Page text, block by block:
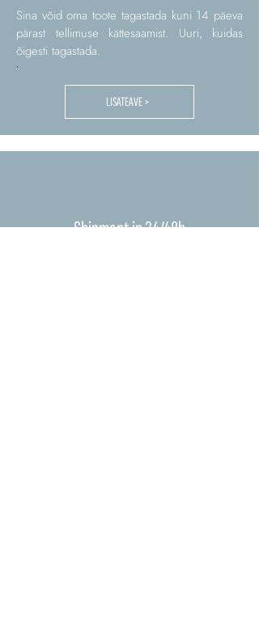
Sina võid oma toote tagastada kuni 14 päeva
pärast tellimuse kättesaamist. Uuri, kuidas
õigesti tagastada.
LISATEAVE >
Shipment in 24/48h